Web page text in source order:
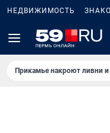
НЕДВИЖИМОСТЬ
Прикамье накроют ливни